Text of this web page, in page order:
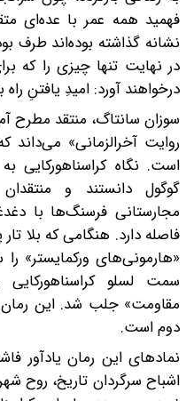
فهمید همه‌ عمر با عده‌ای
نشانه گذاشته بوده‌اند طرف
در نهایت تنها چیزی را که
درخواهند آورد: امیدِ یافتنِ
سوزان سانتاگ، منتقد مطرح
روایت آخرالزمانی»
است. نگاه کراسناهورکایی
گوگول دانستند و
مجارستانی فرسنگ‌ها با
فاصله دارد. هنگامی که بلا
«هارمونی‌های ورکمایستر»
سمت لسلو
مقاومت» جلب شد. این
دوم است.
نمادهای این رمان
اشباح سرگردان تاریخ، روح